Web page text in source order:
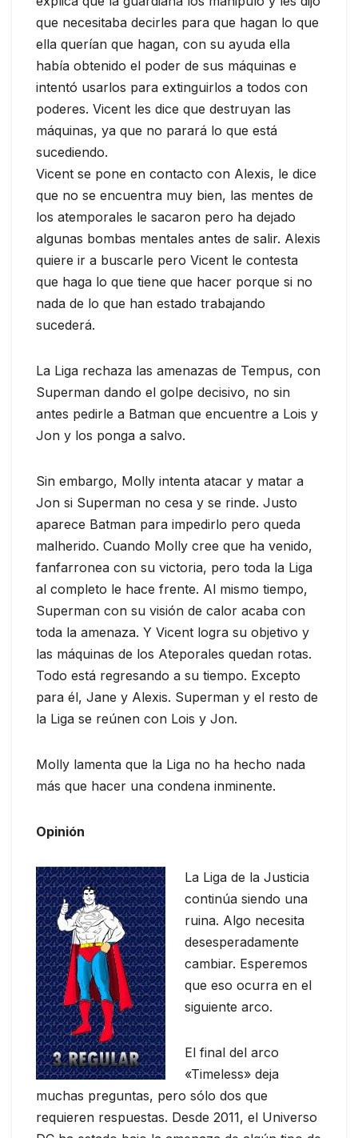
que necesitaba decirles para que hagan lo que
ella querían que hagan, con su ayuda ella
había obtenido el poder de sus máquinas e
intentó usarlos para extinguirlos a todos con
poderes. Vicent les dice que destruyan las
máquinas, ya que no parará lo que está
sucediendo.
Vicent se pone en contacto con Alexis, le dice
que no se encuentra muy bien, las mentes de
los atemporales le sacaron pero ha dejado
algunas bombas mentales antes de salir. Alexis
quiere ir a buscarle pero Vicent le contesta
que haga lo que tiene que hacer porque si no
nada de lo que han estado trabajando
sucederá.
La Liga rechaza las amenazas de Tempus, con
Superman dando el golpe decisivo, no sin
antes pedirle a Batman que encuentre a Lois y
Jon y los ponga a salvo.
Sin embargo, Molly intenta atacar y matar a
Jon si Superman no cesa y se rinde. Justo
aparece Batman para impedirlo pero queda
malherido. Cuando Molly cree que ha venido,
fanfarronea con su victoria, pero toda la Liga
al completo le hace frente. Al mismo tiempo,
Superman con su visión de calor acaba con
toda la amenaza. Y Vicent logra su objetivo y
las máquinas de los Ateporales quedan rotas.
Todo está regresando a su tiempo. Excepto
para él, Jane y Alexis. Superman y el resto de
la Liga se reúnen con Lois y Jon.
Molly lamenta que la Liga no ha hecho nada
más que hacer una condena inminente.
Opinión
La Liga de la Justicia
continúa siendo una
ruina. Algo necesita
desesperadamente
cambiar. Esperemos
que eso ocurra en el
siguiente arco.
El final del arco
«Timeless» deja
muchas preguntas, pero sólo dos que
requieren respuestas. Desde 2011, el Universo